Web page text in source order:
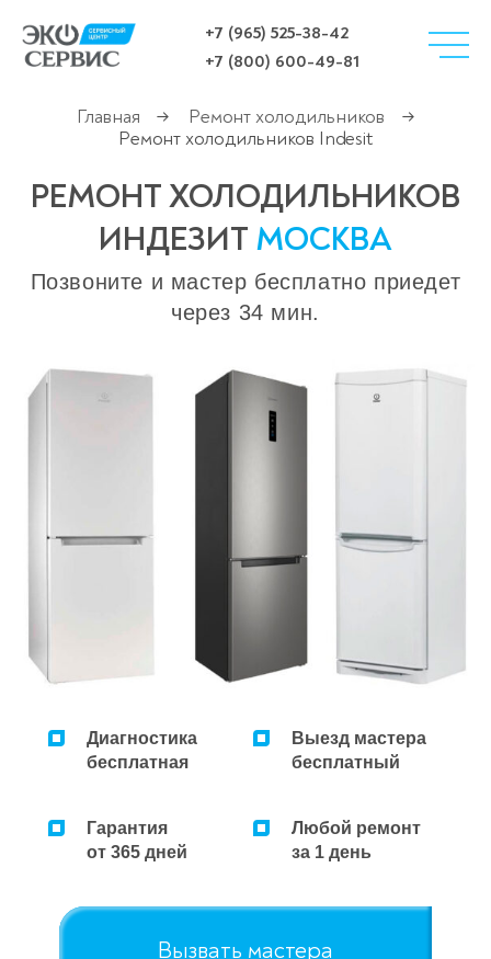
+7 (965) 525-38-42
+7 (800) 600-49-81
Главная → Ремонт холодильников
→
Ремонт холодильников Indesit
РЕМОНТ ХОЛОДИЛЬНИКОВ
ИНДЕЗИТ МОСКВА
Позвоните и мастер бесплатно приедет
через 34 мин.
Диагностика
бесплатная
Выезд мастера
бесплатный
Гарантия
от 365 дней
Любой ремонт
за 1 день
Вызвать мастера